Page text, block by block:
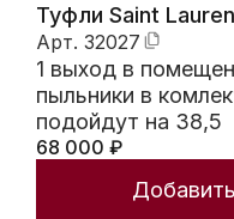
Туфли Saint
Арт. 32027
1 выход в
пыльники в
подойдут на 38,5
68 000 ₽